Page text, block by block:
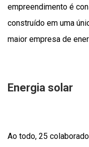
empreendimento é
construído em uma
maior empresa de
Energia solar
Ao todo, 25